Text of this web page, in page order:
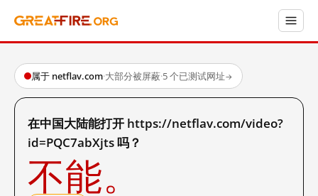
属于 netflav.com·大部分被屏蔽·5 个已测试网址→
在中国大陆能打开 https://netflav.com/video?
id=PQC7abXjts 吗？
不能。